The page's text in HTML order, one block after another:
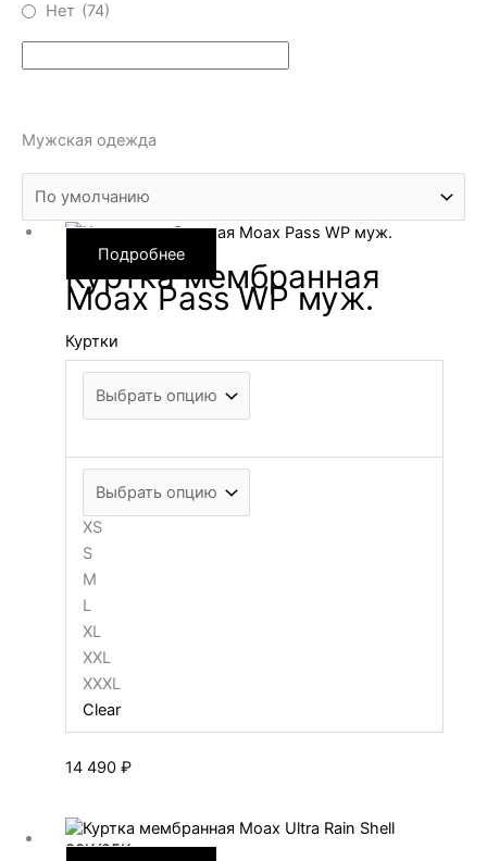
Нет (74)
Мужская одежда
Подробнее
Куртка мембранная
Moax Pass WP муж.
Куртки
XS
S
M
L
XL
XXL
XXXL
Clear
14 490 ₽